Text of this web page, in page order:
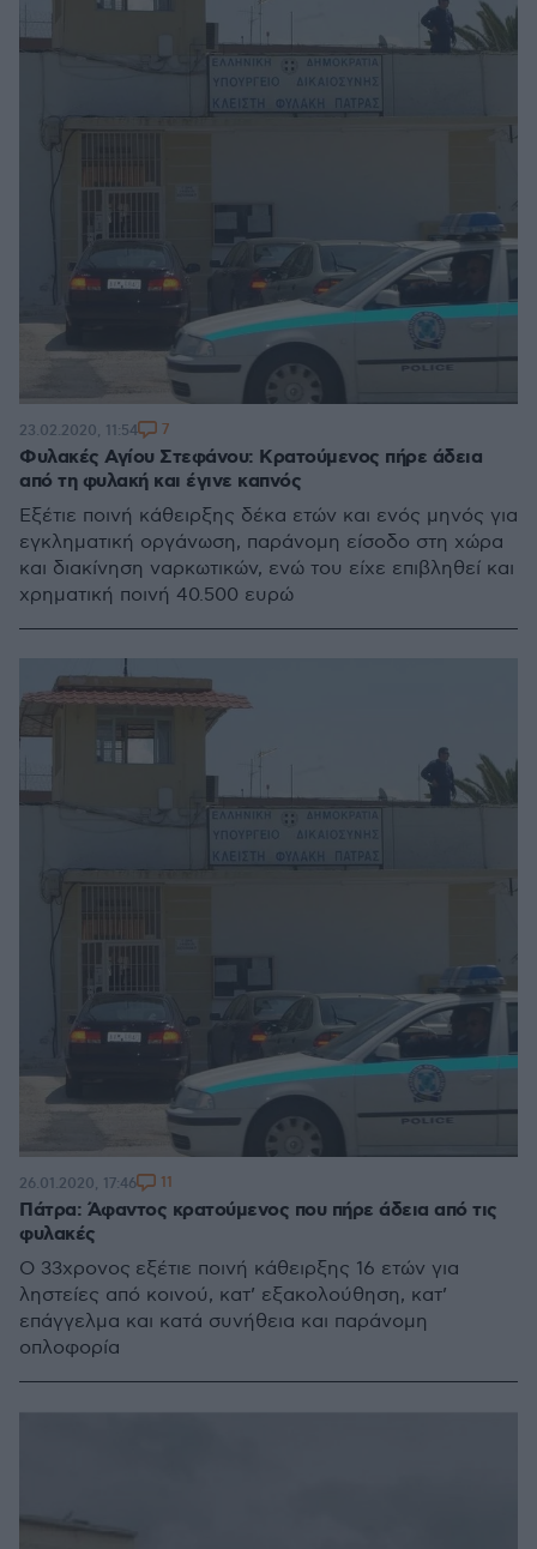
Φυλακές Αγίου Στεφάνου: Κρατούμενος πήρε άδεια
από τη φυλακή και έγινε καπνός
Εξέτιε ποινή κάθειρξης δέκα ετών και ενός μηνός για
εγκληματική οργάνωση, παράνομη είσοδο στη χώρα
και διακίνηση ναρκωτικών, ενώ του είχε επιβληθεί και
χρηματική ποινή 40.500 ευρώ
23.02.2020, 11:54 7
Πάτρα: Άφαντος κρατούμενος που πήρε άδεια από τις
φυλακές
Ο 33χρονος εξέτιε ποινή κάθειρξης 16 ετών για
ληστείες από κοινού, κατ’ εξακολούθηση, κατ’
επάγγελμα και κατά συνήθεια και παράνομη
οπλοφορία
26.01.2020, 17:46 11